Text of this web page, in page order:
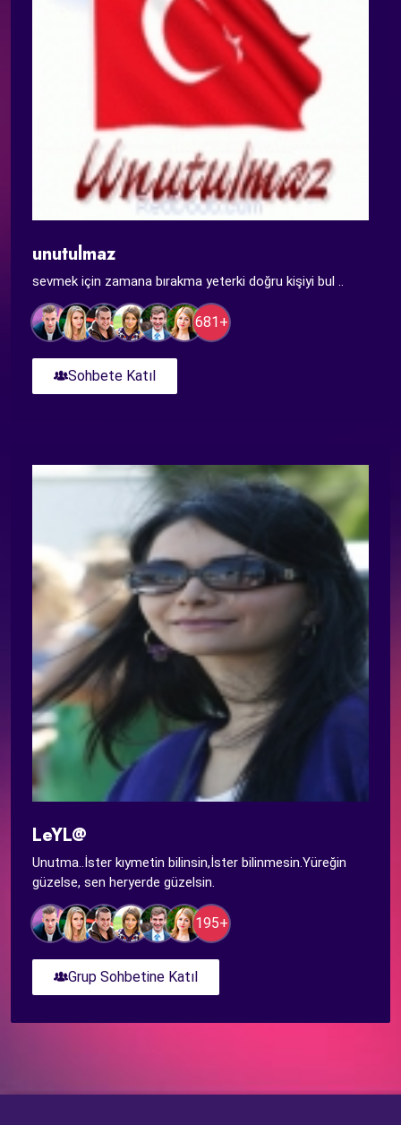
unutulmaz
sevmek için zamana bırakma yeterki doğru kişiyi bul ..
681+
Sohbete Katıl
LeYL@
Unutma..İster kıymetin bilinsin,İster bilinmesin.Yüreğin
güzelse, sen heryerde güzelsin.
195+
Grup Sohbetine Katıl